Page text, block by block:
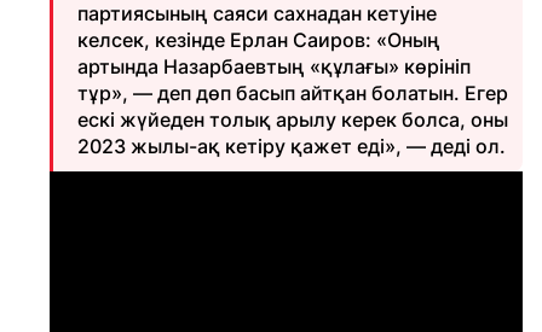
партиясының саяси сахнадан кетуіне
келсек, кезінде Ерлан Саиров: «Оның
артында Назарбаевтың «құлағы» көрініп
тұр», — деп дөп басып айтқан болатын. Егер
ескі жүйеден толық арылу керек болса, оны
2023 жылы-ақ кетіру қажет еді», — деді ол.